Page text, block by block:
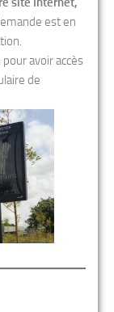
est en
avoir accès
de